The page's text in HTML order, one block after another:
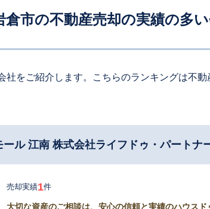
倉市の不動産売却の実績の多
社をご紹介します。こちらのランキングは不
ル 江南 株式会社ライフドゥ・パートナ
売却実績1件
大切な資産のご相談は、安心の信頼と実績のハウスド